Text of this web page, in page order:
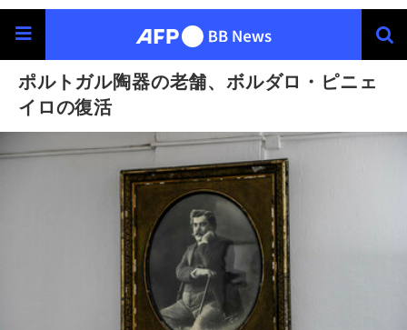
ポルトガル陶器の老舗、ボルダロ・ピニェ
イロの復活